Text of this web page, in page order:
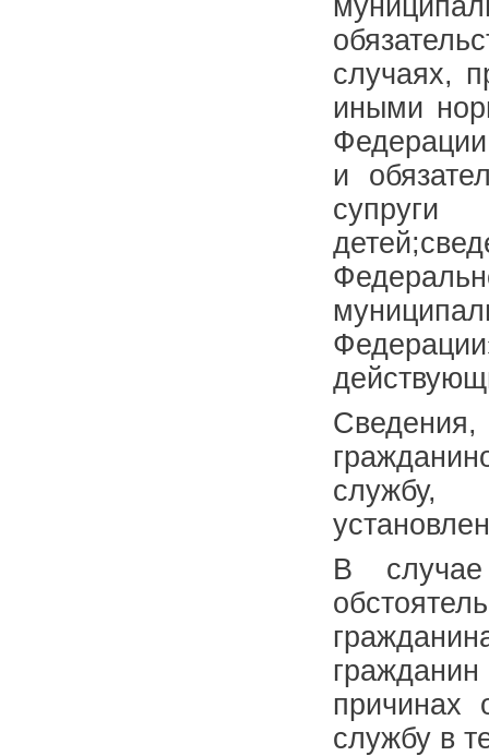
случаях,
иными
и
Сведения,
службу,
В
причинах
службу в